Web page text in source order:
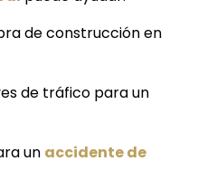
de construcción en
de tráfico para un
un accidente de